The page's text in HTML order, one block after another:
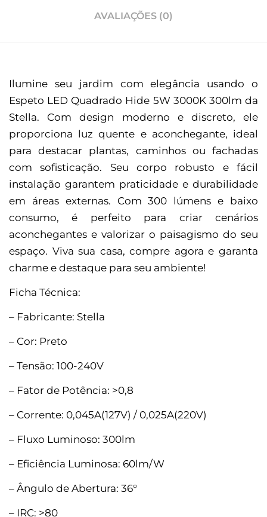
AVALIAÇÕES (0)
Ilumine seu jardim com elegância usando o
Espeto LED Quadrado Hide 5W 3000K 300lm da
Stella. Com design moderno e discreto, ele
proporciona luz quente e aconchegante, ideal
para destacar plantas, caminhos ou fachadas
com sofisticação. Seu corpo robusto e fácil
instalação garantem praticidade e durabilidade
em áreas externas. Com 300 lúmens e baixo
consumo, é perfeito para criar cenários
aconchegantes e valorizar o paisagismo do seu
espaço. Viva sua casa, compre agora e garanta
charme e destaque para seu ambiente!
Ficha Técnica:
– Fabricante: Stella
– Cor: Preto
– Tensão: 100-240V
– Fator de Potência: >0,8
– Corrente: 0,045A(127V) / 0,025A(220V)
– Fluxo Luminoso: 300lm
– Eficiência Luminosa: 60lm/W
– Ângulo de Abertura: 36°
– IRC: >80